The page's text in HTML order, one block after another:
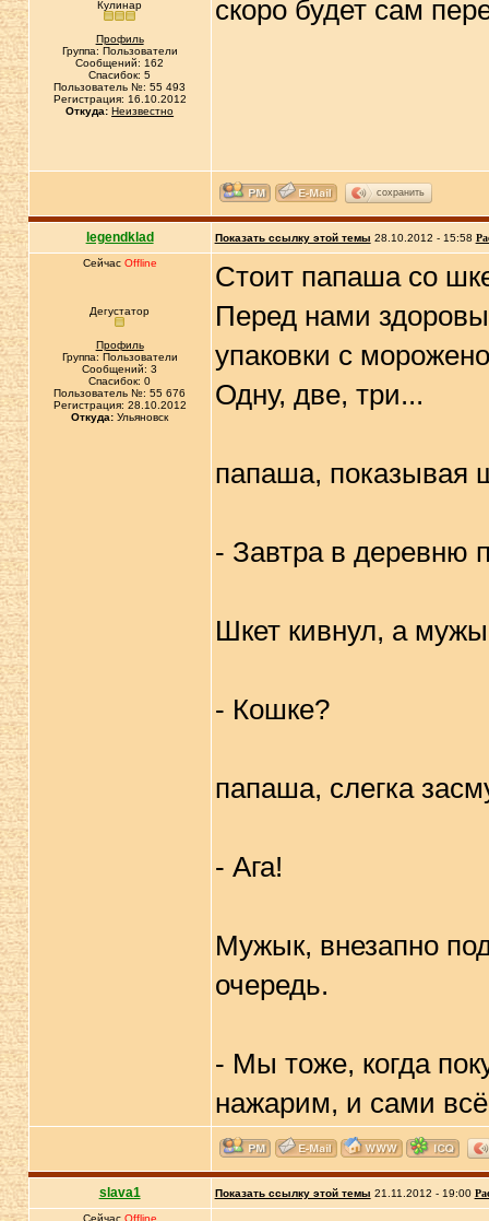
Кулинар
Профиль
Группа: Пользователи
Сообщений: 162
Спасибок: 5
Пользователь №: 55 493
Регистрация: 16.10.2012
Откуда: Неизвестно
скоро будет сам
сохранить
legendklad Показать ссылку этой темы 28.10.2012 - 15:58
Сейчас Offline
Дегустатор
Профиль
Группа: Пользователи
Сообщений: 3
Спасибок: 0
Пользователь №: 55 676
Регистрация: 28.10.2012
Откуда: Ульяновск
Стоит папаша со
Перед нами
упаковки с
Одну, две, три...
папаша, показывая
- Завтра в деревню
Шкет кивнул, а
- Кошке?
папаша, слегка
- Ага!
Мужык, внезапно
очередь.
- Мы тоже, когда
нажарим, и сами
slava1 Показать ссылку этой темы 21.11.2012 - 19:00
Сейчас Offline